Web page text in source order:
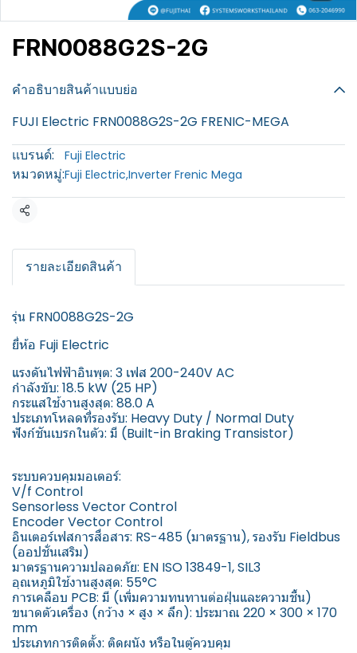
FRN0088G2S-2G
คำอธิบายสินค้าแบบย่อ
FUJI Electric FRN0088G2S-2G FRENIC-MEGA
แบรนด์:
Fuji Electric
หมวดหมู่:Fuji Electric,Inverter Frenic Mega
แชร์
รายละเอียดสินค้า
รุ่น FRN0088G2S-2G
ยี่ห้อ Fuji Electric
แรงดันไฟฟ้าอินพุต: 3 เฟส 200-240V AC
กำลังขับ: 18.5 kW (25 HP)
กระแสใช้งานสูงสุด: 88.0 A
ประเภทโหลดที่รองรับ: Heavy Duty / Normal Duty
ฟังก์ชันเบรกในตัว: มี (Built-in Braking Transistor)
ระบบควบคุมมอเตอร์:
V/f Control
Sensorless Vector Control
Encoder Vector Control
อินเตอร์เฟสการสื่อสาร: RS-485 (มาตรฐาน), รองรับ Fieldbus
(ออปชั่นเสริม)
มาตรฐานความปลอดภัย: EN ISO 13849-1, SIL3
อุณหภูมิใช้งานสูงสุด: 55°C
การเคลือบ PCB: มี (เพิ่มความทนทานต่อฝุ่นและความชื้น)
ขนาดตัวเครื่อง (กว้าง × สูง × ลึก): ประมาณ 220 × 300 × 170
mm
ประเภทการติดตั้ง: ติดผนัง หรือในตู้ควบคุม